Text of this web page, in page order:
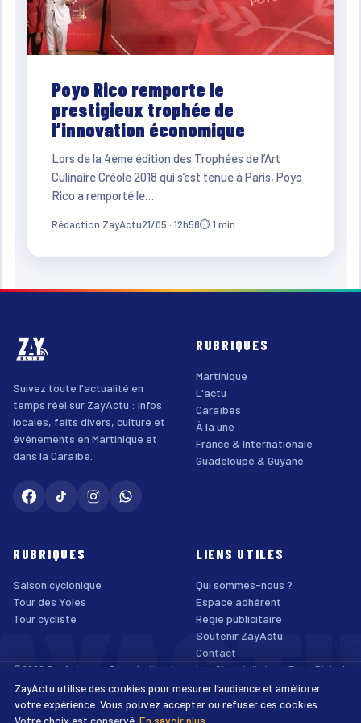
Poyo Rico remporte le
prestigieux trophée de
l’innovation économique
Lors de la 4ème édition des Trophées de l’Art
Culinaire Créole 2018 qui s’est tenue à Paris, Poyo
Rico a remporté le…
Rédaction ZayActu21/05 · 12h58⏱ 1 min
Suivez toute l'actualité en
temps réel sur ZayActu : infos
locales, faits divers, culture et
événements en Martinique et
dans la Caraïbe.
RUBRIQUES
Martinique
L'actu
Caraïbes
À la une
France & Internationale
Guadeloupe & Guyane
RUBRIQUES
Saison cyclonique
Tour des Yoles
Tour cycliste
LIENS UTILES
Qui sommes-nous ?
Espace adhérent
Régie publicitaire
Soutenir ZayActu
Contact
©2026 ZayActu.org. Tous droits réservés. · Site réalisé par Enjoy Digital
Agency
Mentions légales
Confidentialité Cookies Accessibilité
ZayActu utilise des cookies pour mesurer l’audience et améliorer
votre expérience. Vous pouvez accepter ou refuser ces cookies.
Votre choix est conservé. En savoir plus